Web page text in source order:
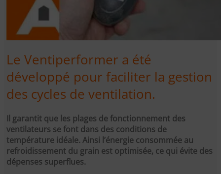
Le Ventiperformer a été
développé pour faciliter la gestion
des cycles de ventilation.
Il garantit que les plages de fonctionnement des
ventilateurs se font dans des conditions de
température idéale. Ainsi l’énergie consommée au
refroidissement du grain est optimisée, ce qui évite des
dépenses superflues.